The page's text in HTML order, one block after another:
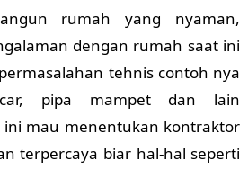
rumah yang nyaman,
dengan rumah saat ini
tehnis contoh nya
pipa mampet dan lain
ini mau menentukan kontraktor
terpercaya biar hal-hal seperti